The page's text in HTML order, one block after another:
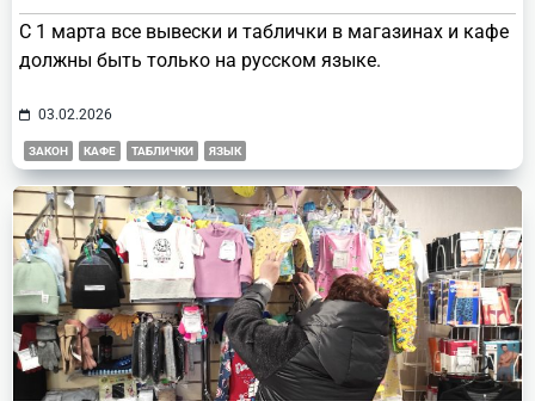
С 1 марта все вывески и таблички в магазинах и кафе
должны быть только на русском языке.
03.02.2026
ЗАКОН КАФЕ ТАБЛИЧКИ ЯЗЫК